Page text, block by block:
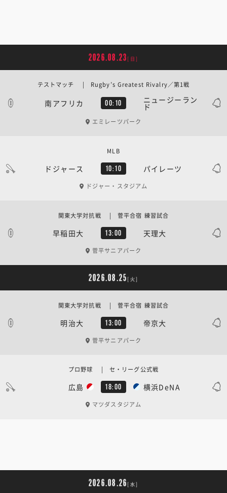
2026.08.23 [日]
南アフリカ 00:10 ニュージーラン
ド
テストマッチ | Rugby’s Greatest Rivalry／第1戦
エミレーツパーク
ドジャース 10:10 パイレーツ
MLB
ドジャー・スタジアム
早稲田大 13:00 天理大
関東大学対抗戦 | 菅平合宿 練習試合
菅平サニアパーク
2026.08.25 [火]
明治大 13:00 帝京大
関東大学対抗戦 | 菅平合宿 練習試合
菅平サニアパーク
広島 18:00 横浜DeNA
プロ野球 | セ・リーグ公式戦
マツダスタジアム
2026.08.26 [水]